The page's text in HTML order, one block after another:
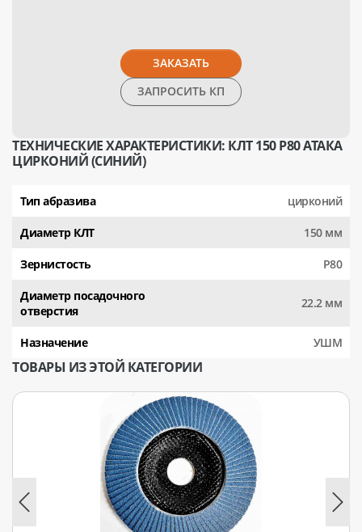
ЗАКАЗАТЬ
ЗАПРОСИТЬ КП
ТЕХНИЧЕСКИЕ ХАРАКТЕРИСТИКИ: КЛТ 150 Р80 АТАКА
ЦИРКОНИЙ (СИНИЙ)
Тип абразива цирконий
Диаметр КЛТ 150 мм
Зернистость Р80
Диаметр посадочного
отверстия
22.2 мм
Назначение УШМ
ТОВАРЫ ИЗ ЭТОЙ КАТЕГОРИИ